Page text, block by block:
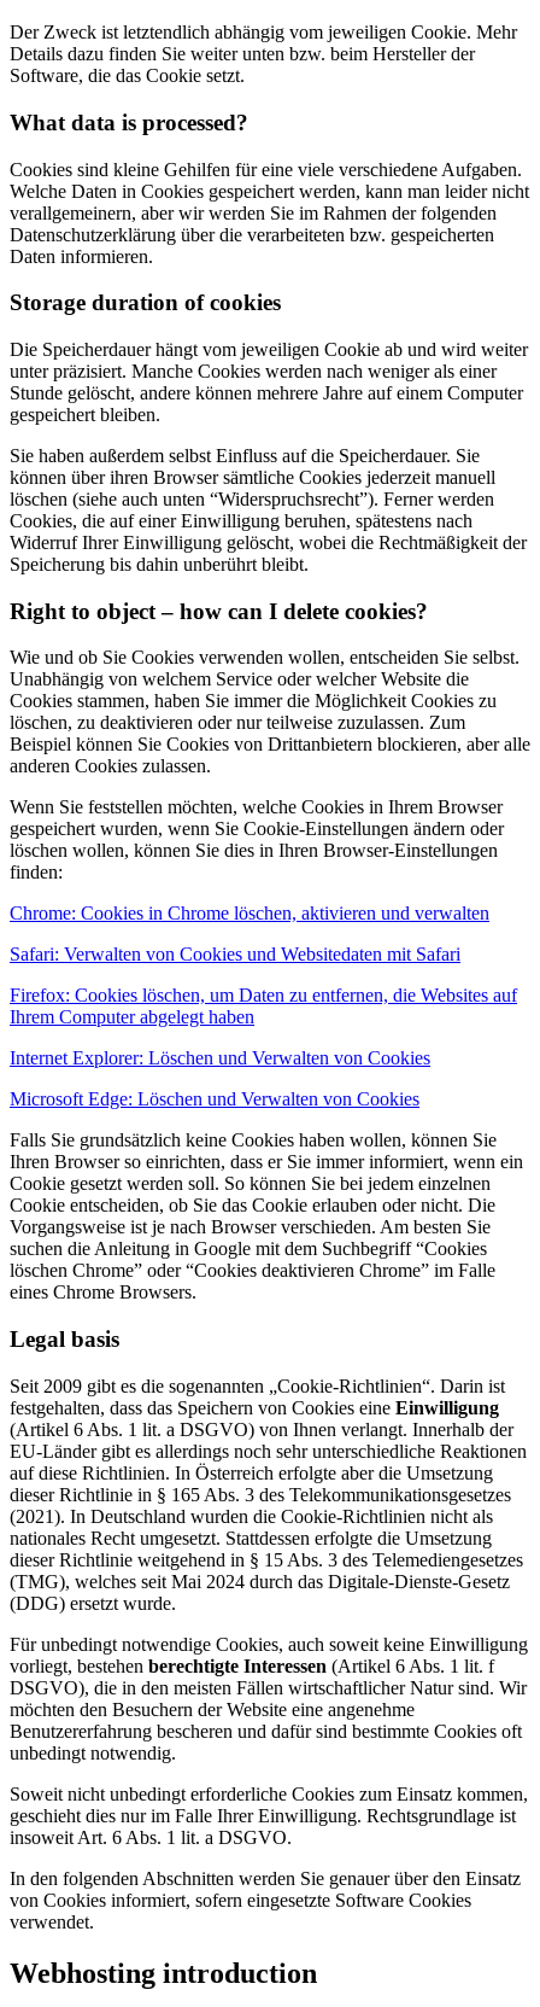
Der Zweck ist letztendlich abhängig vom jeweiligen Cookie. Mehr
Details dazu finden Sie weiter unten bzw. beim Hersteller der
Software, die das Cookie setzt.
What data is processed?
Cookies sind kleine Gehilfen für eine viele verschiedene Aufgaben.
Welche Daten in Cookies gespeichert werden, kann man leider nicht
verallgemeinern, aber wir werden Sie im Rahmen der folgenden
Datenschutzerklärung über die verarbeiteten bzw. gespeicherten
Daten informieren.
Storage duration of cookies
Die Speicherdauer hängt vom jeweiligen Cookie ab und wird weiter
unter präzisiert. Manche Cookies werden nach weniger als einer
Stunde gelöscht, andere können mehrere Jahre auf einem Computer
gespeichert bleiben.
Sie haben außerdem selbst Einfluss auf die Speicherdauer. Sie
können über ihren Browser sämtliche Cookies jederzeit manuell
löschen (siehe auch unten “Widerspruchsrecht”). Ferner werden
Cookies, die auf einer Einwilligung beruhen, spätestens nach
Widerruf Ihrer Einwilligung gelöscht, wobei die Rechtmäßigkeit der
Speicherung bis dahin unberührt bleibt.
Right to object – how can I delete cookies?
Wie und ob Sie Cookies verwenden wollen, entscheiden Sie selbst.
Unabhängig von welchem Service oder welcher Website die
Cookies stammen, haben Sie immer die Möglichkeit Cookies zu
löschen, zu deaktivieren oder nur teilweise zuzulassen. Zum
Beispiel können Sie Cookies von Drittanbietern blockieren, aber alle
anderen Cookies zulassen.
Wenn Sie feststellen möchten, welche Cookies in Ihrem Browser
gespeichert wurden, wenn Sie Cookie-Einstellungen ändern oder
löschen wollen, können Sie dies in Ihren Browser-Einstellungen
finden:
Chrome: Cookies in Chrome löschen, aktivieren und verwalten
Safari: Verwalten von Cookies und Websitedaten mit Safari
Firefox: Cookies löschen, um Daten zu entfernen, die Websites auf
Ihrem Computer abgelegt haben
Internet Explorer: Löschen und Verwalten von Cookies
Microsoft Edge: Löschen und Verwalten von Cookies
Falls Sie grundsätzlich keine Cookies haben wollen, können Sie
Ihren Browser so einrichten, dass er Sie immer informiert, wenn ein
Cookie gesetzt werden soll. So können Sie bei jedem einzelnen
Cookie entscheiden, ob Sie das Cookie erlauben oder nicht. Die
Vorgangsweise ist je nach Browser verschieden. Am besten Sie
suchen die Anleitung in Google mit dem Suchbegriff “Cookies
löschen Chrome” oder “Cookies deaktivieren Chrome” im Falle
eines Chrome Browsers.
Legal basis
Seit 2009 gibt es die sogenannten „Cookie-Richtlinien“. Darin ist
festgehalten, dass das Speichern von Cookies eine Einwilligung
(Artikel 6 Abs. 1 lit. a DSGVO) von Ihnen verlangt. Innerhalb der
EU-Länder gibt es allerdings noch sehr unterschiedliche Reaktionen
auf diese Richtlinien. In Österreich erfolgte aber die Umsetzung
dieser Richtlinie in § 165 Abs. 3 des Telekommunikationsgesetzes
(2021). In Deutschland wurden die Cookie-Richtlinien nicht als
nationales Recht umgesetzt. Stattdessen erfolgte die Umsetzung
dieser Richtlinie weitgehend in § 15 Abs. 3 des Telemediengesetzes
(TMG), welches seit Mai 2024 durch das Digitale-Dienste-Gesetz
(DDG) ersetzt wurde.
Für unbedingt notwendige Cookies, auch soweit keine Einwilligung
vorliegt, bestehen berechtigte Interessen (Artikel 6 Abs. 1 lit. f
DSGVO), die in den meisten Fällen wirtschaftlicher Natur sind. Wir
möchten den Besuchern der Website eine angenehme
Benutzererfahrung bescheren und dafür sind bestimmte Cookies oft
unbedingt notwendig.
Soweit nicht unbedingt erforderliche Cookies zum Einsatz kommen,
geschieht dies nur im Falle Ihrer Einwilligung. Rechtsgrundlage ist
insoweit Art. 6 Abs. 1 lit. a DSGVO.
In den folgenden Abschnitten werden Sie genauer über den Einsatz
von Cookies informiert, sofern eingesetzte Software Cookies
verwendet.
Webhosting introduction